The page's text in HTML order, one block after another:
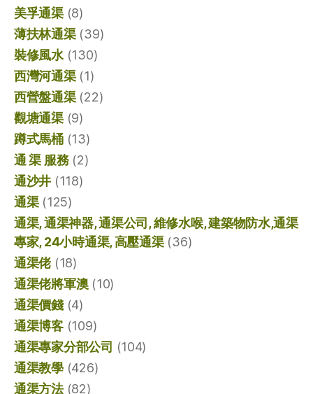
美孚通渠(8)
薄扶林通渠(39)
裝修風水(130)
西灣河通渠(1)
西營盤通渠(22)
觀塘通渠(9)
蹲式馬桶(13)
通 渠 服務(2)
通沙井 (118)
通渠(125)
通渠, 通渠神器, 通渠公司, 維修水喉, 建築物防水,通渠
專家, 24小時通渠, 高壓通渠(36)
通渠佬(18)
通渠佬將軍澳(10)
通渠價錢(4)
通渠博客(109)
通渠專家分部公司 (104)
通渠教學(426)
通渠方法(82)